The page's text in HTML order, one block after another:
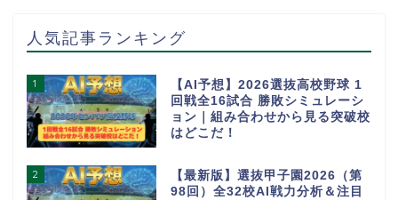
人気記事ランキング
1
【AI予想】2026選抜高校野球 1
回戦全16試合 勝敗シミュレーシ
ョン｜組み合わせから見る突破校
はどこだ！
2
【最新版】選抜甲子園2026（第
98回）全32校AI戦力分析＆注目